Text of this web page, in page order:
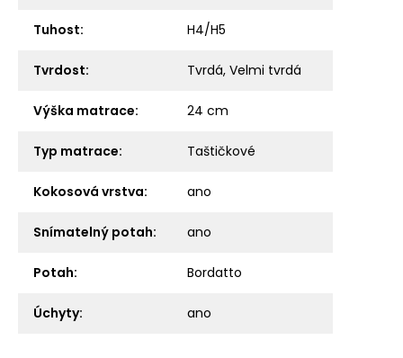
Tuhost: H4/H5
Tvrdost: Tvrdá, Velmi tvrdá
Výška matrace: 24 cm
Typ matrace: Taštičkové
Kokosová vrstva: ano
Snímatelný potah: ano
Potah: Bordatto
Úchyty: ano